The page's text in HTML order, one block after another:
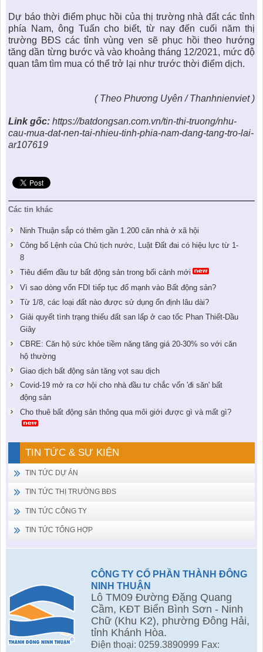
Dự báo thời điểm phục hồi của thị trường nhà đấtcác tỉnh
phía Nam, ông Tuấn cho biết, từ nay đến cuối năm thị
trường BĐS các tỉnh vùng ven sẽ phục hồi theo hướng
tăng dần từng bước và vào khoảng tháng 12/2021, mức độ
quan tâm tìm mua có thể trở lại như trước thời điểm dịch.
( Theo Phương Uyên / Thanhnienviet )
Link gốc: https://batdongsan.com.vn/tin-thi-truong/nhu-
cau-mua-dat-nen-tai-nhieu-tinh-phia-nam-dang-tang-tro-lai-
ar107619
Các tin khác
Ninh Thuận sắp có thêm gần 1.200 căn nhà ở xã hội
Công bố Lệnh của Chủ tịch nước, Luật Đất đai có hiệu lực từ 1-
8
Tiêu điểm đầu tư bất động sản trong bối cảnh mới
Vì sao dòng vốn FDI tiếp tục đổ mạnh vào Bất động sản?
Từ 1/8, các loại đất nào được sử dụng ổn định lâu dài?
Giải quyết tình trạng thiếu đất san lấp ở cao tốc Phan Thiết-Dầu
Giây
CBRE: Căn hộ sức khỏe tiềm năng tăng giá 20-30% so với căn
hộ thường
Giao dịch bất động sản tăng vọt sau dịch
Covid-19 mở ra cơ hội cho nhà đầu tư chắc vốn 'đi săn' bất
động sản
Cho thuê bất động sản thông qua môi giới được gì và mất gì?
TIN TỨC & SỰ KIỆN
TIN TỨC DỰ ÁN
TIN TỨC THỊ TRƯỜNG BĐS
TIN TỨC CÔNG TY
TIN TỨC TỔNG HỢP
CÔNG TY CỔ PHẦN THÀNH ĐÔNG
NINH THUẬN
Lô TM09 Đường Đặng Quang
Cầm, KĐT Biển Bình Sơn - Ninh
Chữ (Khu K2), phường Đông Hải,
tỉnh Khánh Hòa.
Điện thoại: 0259.3890999 Fax: